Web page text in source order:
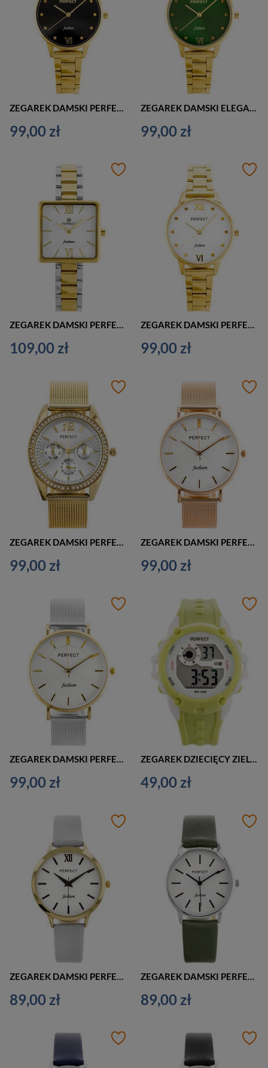
99,00 zł 99,00 zł
ZEGAREK DAMSKI PERFECT S350 NA BRANSOLECIE (zp995b)
109,00 zł
ZEGAREK DAMSKI PERFECT S364 NA BRANSOLECIE ZŁOTY (zp994b)
99,00 zł
99,00 zł 99,00 zł
ZEGAREK DAMSKI PERFECT F352 ELEGANCKI (zp990b)
99,00 zł
ZEGAREK DZIECIĘCY ZIELONY PERFECT 8202 (zp347c)
49,00 zł
89,00 zł 89,00 zł